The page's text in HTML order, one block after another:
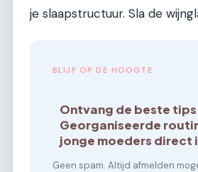
je slaapstructuur. Sla de
BLIJF OP DE HOOGTE
Ontvang de beste
Georganiseerde
jonge moeders direct
Geen spam. Altijd afmelden